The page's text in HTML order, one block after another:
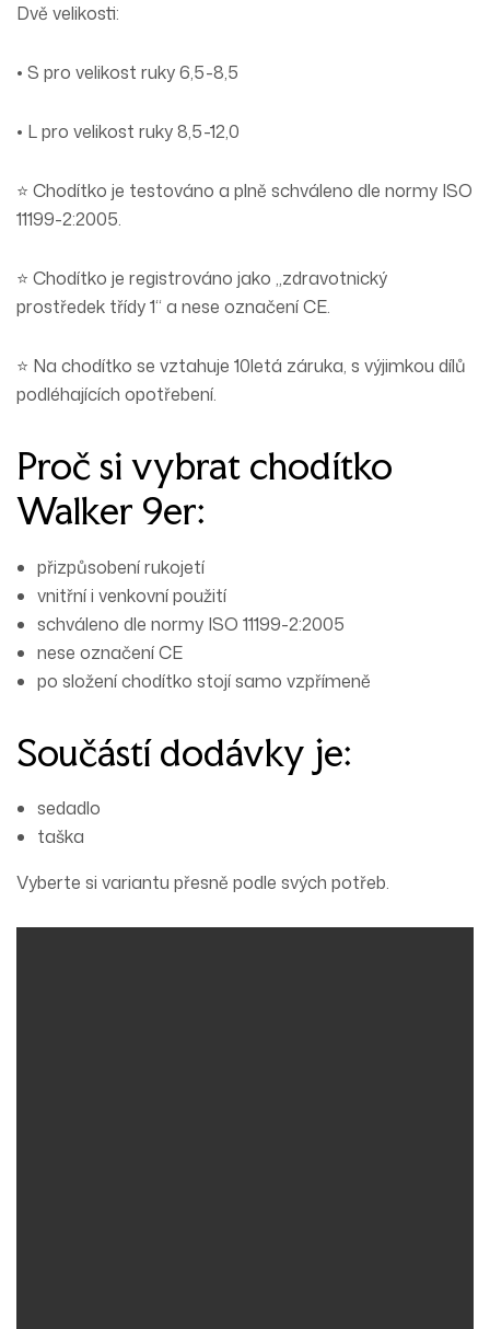
Dvě velikosti:
• S pro velikost ruky 6,5-8,5
• L pro velikost ruky 8,5-12,0
⭐ Chodítko je testováno a plně schváleno dle normy ISO
11199-2:2005.
⭐ Chodítko je registrováno jako „zdravotnický
prostředek třídy 1“ a nese označení CE.
⭐ Na chodítko se vztahuje 10letá záruka, s výjimkou dílů
podléhajících opotřebení.
Proč si vybrat chodítko
Walker 9er:
přizpůsobení rukojetí
vnitřní i venkovní použití
schváleno dle normy ISO 11199-2:2005
nese označení CE
po složení chodítko stojí samo vzpřímeně
Součástí dodávky je:
sedadlo
taška
Vyberte si variantu přesně podle svých potřeb.